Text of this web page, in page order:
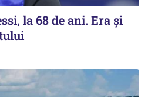
la 68 de ani. Era și